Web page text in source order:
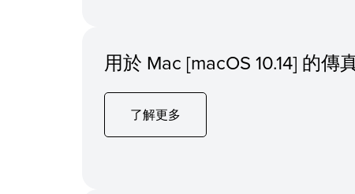
用於 Mac [macOS 10.14] 的傳
了解更多